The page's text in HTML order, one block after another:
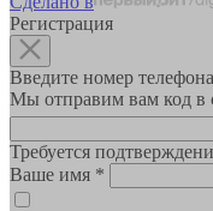
Регистрация
Введите номер телефона
Мы отправим вам код в
Требуется
Ваше имя *